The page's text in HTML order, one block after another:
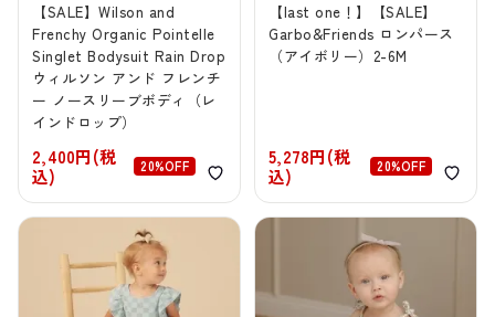
【SALE】Wilson and
Frenchy Organic Pointelle
Singlet Bodysuit Rain Drop
ウィルソン アンド フレンチ
ー ノースリーブボディ（レ
インドロップ）
2,400円(税
込)
20%OFF
【last one！】【SALE】
Garbo&Friends ロンパース
（アイボリー）2-6M
5,278円(税
込)
20%OFF